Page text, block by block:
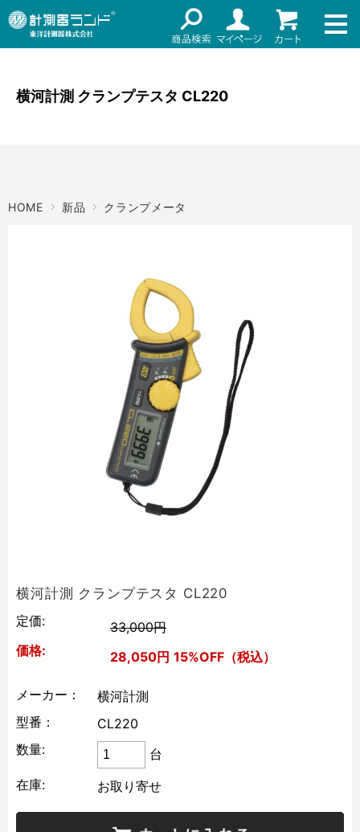
ネット通販（リセール）
ご利用ガイド
メーカー名
価格帯
横河計測 クランプテスタ CL220
HOME 新品 クランプメータ
横河計測 クランプテスタ CL220
定価:
33,000円
価格:
28,050円 15%OFF（税込）
メーカー：
横河計測
型番：
CL220
数量:
台
在庫:
お取り寄せ